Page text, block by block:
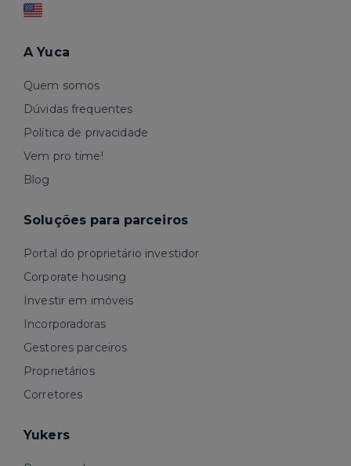
A Yuca
Quem somos
Dúvidas frequentes
Política de privacidade
Vem pro time!
Blog
Soluções para parceiros
Portal do proprietário investidor
Corporate housing
Investir em imóveis
Incorporadoras
Gestores parceiros
Proprietários
Corretores
Yukers